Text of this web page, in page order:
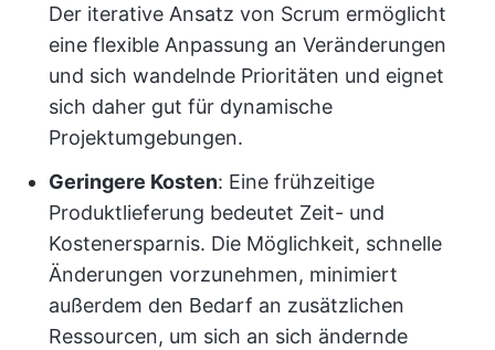
Der iterative Ansatz von Scrum ermöglicht
eine flexible Anpassung an Veränderungen
und sich wandelnde Prioritäten und eignet
sich daher gut für dynamische
Projektumgebungen.
Geringere Kosten: Eine frühzeitige
Produktlieferung bedeutet Zeit- und
Kostenersparnis. Die Möglichkeit, schnelle
Änderungen vorzunehmen, minimiert
außerdem den Bedarf an zusätzlichen
Ressourcen, um sich an sich ändernde